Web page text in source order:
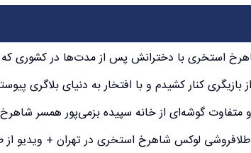
استخری با دخترانش پس از مدت‌ها در کشوری که
کنار کشیدم و با افتخار به دنیای بلاگری
گوشه‌ای از خانه سپیده بزمی‌پور همسر
لوکس شاهرخ استخری در تهران + ویدیو